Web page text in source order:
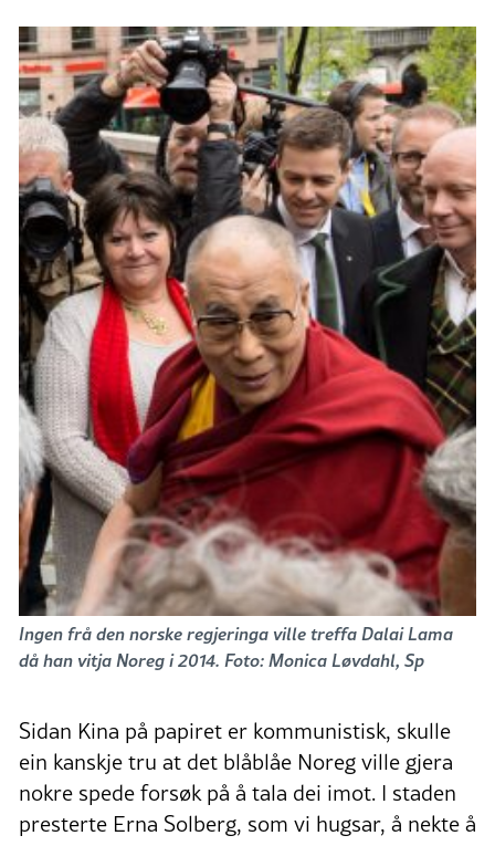
Ingen frå den norske regjeringa ville treffa Dalai Lama
då han vitja Noreg i 2014. Foto: Monica Løvdahl, Sp
Sidan Kina på papiret er kommunistisk, skulle
ein kanskje tru at det blåblåe Noreg ville gjera
nokre spede forsøk på å tala dei imot. I staden
presterte Erna Solberg, som vi hugsar, å nekte å